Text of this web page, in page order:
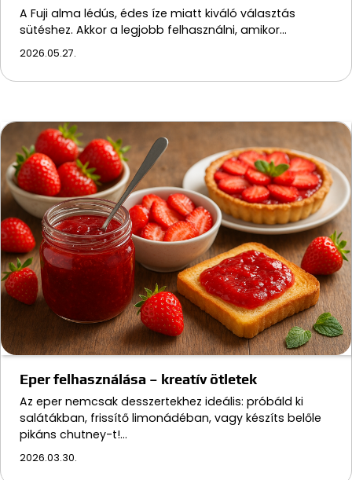
A Fuji alma lédús, édes íze miatt kiváló választás
sütéshez. Akkor a legjobb felhasználni, amikor…
2026.05.27.
Eper felhasználása – kreatív ötletek
Az eper nemcsak desszertekhez ideális: próbáld ki
salátákban, frissítő limonádéban, vagy készíts belőle
pikáns chutney-t!…
2026.03.30.